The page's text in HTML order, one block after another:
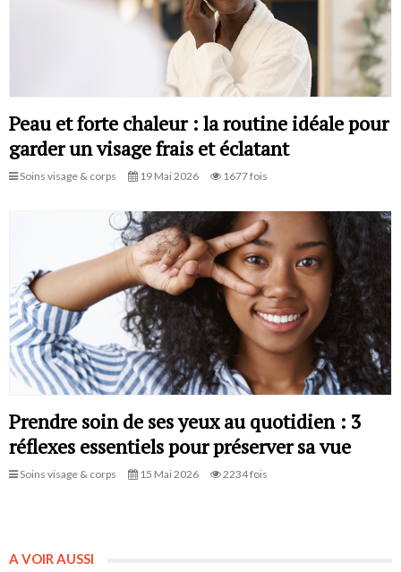
Peau et forte chaleur : la routine idéale pour
garder un visage frais et éclatant
Soins visage & corps 19 Mai 2026 1677 fois
Prendre soin de ses yeux au quotidien : 3
réflexes essentiels pour préserver sa vue
Soins visage & corps 15 Mai 2026 2234 fois
A VOIR AUSSI